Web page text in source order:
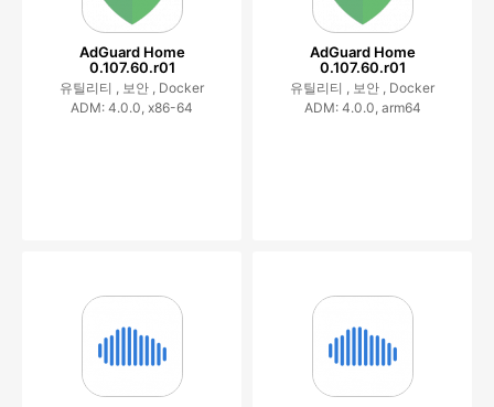
AdGuard Home
0.107.60.r01
유틸리티 , 보안 , Docker
ADM: 4.0.0, x86-64
AdGuard Home
0.107.60.r01
유틸리티 , 보안 , Docker
ADM: 4.0.0, arm64